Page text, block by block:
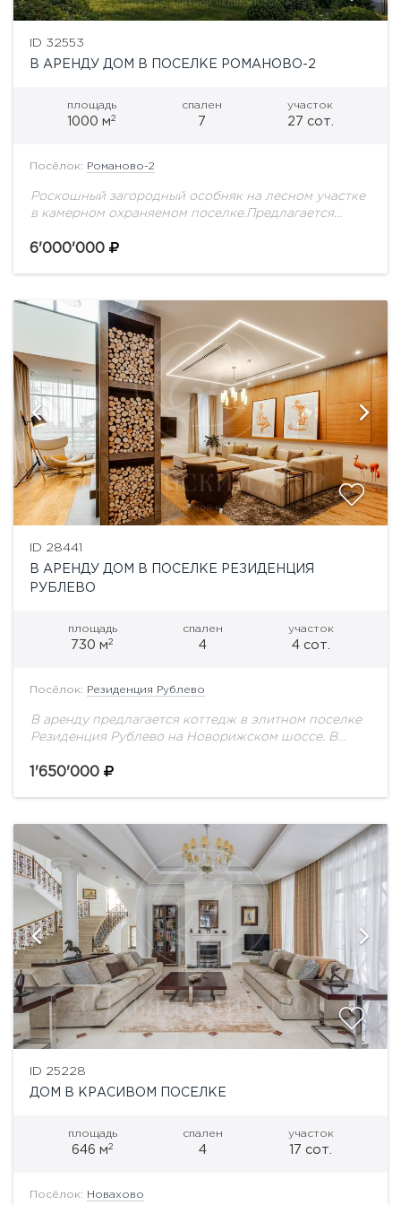
ID 32553
В АРЕНДУ ДОМ В ПОСЕЛКЕ РОМАНОВО-2
площадь
1000 м2
спален
7
участок
27 сот.
Посёлок: Романово-2
Роскошный загородный особняк на лесном участке
в камерном охраняемом поселке.Предлагается
архитектуру, изысканные интерьеры и высокий
6'000'000
ID 28441
В АРЕНДУ ДОМ В ПОСЕЛКЕ РЕЗИДЕНЦИЯ
РУБЛЕВО
площадь
730 м2
спален
4
участок
4 сот.
Посёлок: Резиденция Рублево
В аренду предлагается коттедж в элитном поселке
Резиденция Рублево на Новорижском шоссе. В
планировка с 4 спальнями, гостиная с камином. На
1'650'000
ID 25228
ДОМ В КРАСИВОМ ПОСЕЛКЕ
площадь
646 м2
спален
4
участок
17 сот.
Посёлок: Новахово